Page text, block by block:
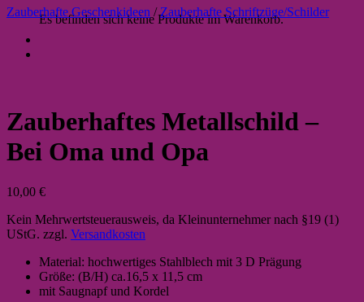
Es befinden sich keine Produkte im Warenkorb.
Zauberhafte Geschenkideen / Zauberhafte Schriftzüge/Schilder
Zauberhaftes Metallschild –
Bei Oma und Opa
10,00 €
Kein Mehrwertsteuerausweis, da Kleinunternehmer nach §19 (1)
UStG. zzgl. Versandkosten
Material: hochwertiges Stahlblech mit 3 D Prägung
Größe: (B/H) ca.16,5 x 11,5 cm
mit Saugnapf und Kordel